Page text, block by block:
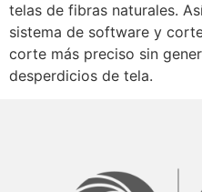
telas de fibras naturales.
sistema de software y
corte más preciso sin
desperdicios de tela.